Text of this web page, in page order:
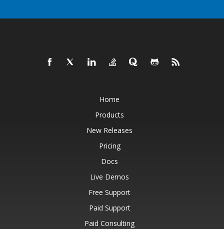
Home
Products
New Releases
Pricing
Docs
Live Demos
Free Support
Paid Support
Paid Consulting